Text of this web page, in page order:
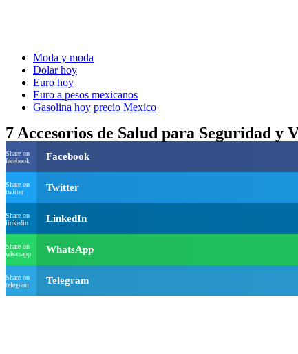
Moda y moda
Dolar hoy
Euro hoy
Euro a pesos mexicanos
Gasolina hoy precio Mexico
7 Accesorios de Salud para Seguridad y
Share on
facebook
Facebook
Share on
twitter
Twitter
Share on
linkedin
LinkedIn
Share on
whatsapp
WhatsApp
Share on
telegram
Telegram